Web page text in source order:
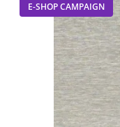
E-SHOP CAMPAIGN